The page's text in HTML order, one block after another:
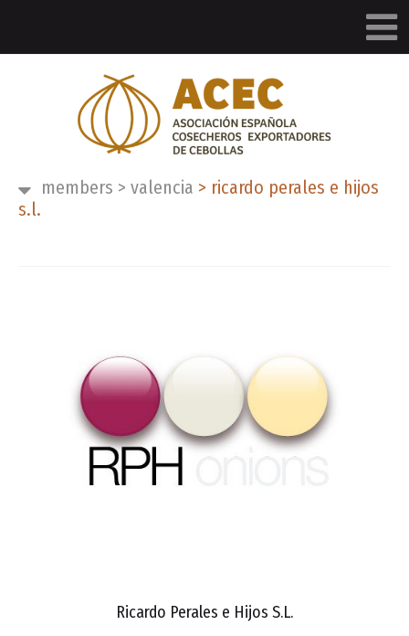
members > valencia > ricardo perales e hijos
s.l.
Ricardo Perales e Hijos S.L.